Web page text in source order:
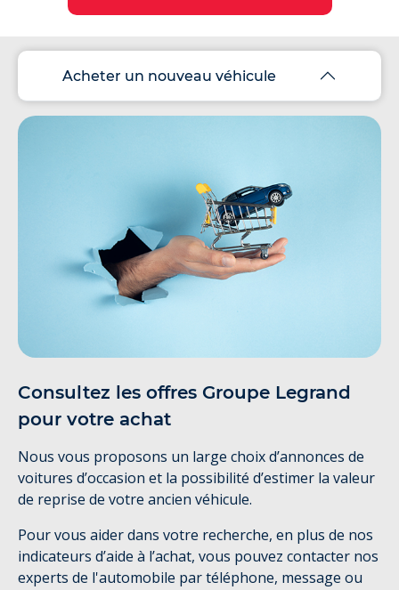
Acheter un nouveau véhicule
Consultez les offres Groupe Legrand
pour votre achat
Nous vous proposons un large choix d’annonces de
voitures d’occasion et la possibilité d’estimer la valeur
de reprise de votre ancien véhicule.
Pour vous aider dans votre recherche, en plus de nos
indicateurs d’aide à l’achat, vous pouvez contacter nos
experts de l'automobile par téléphone, message ou